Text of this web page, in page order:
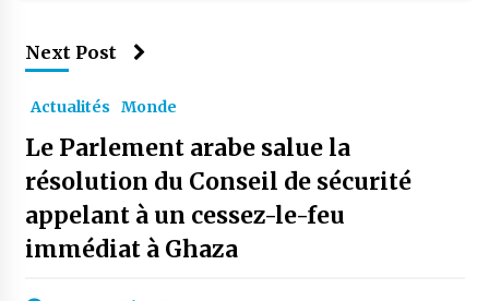
Next Post
Actualités Monde
Le Parlement arabe salue la
résolution du Conseil de sécurité
appelant à un cessez-le-feu
immédiat à Ghaza